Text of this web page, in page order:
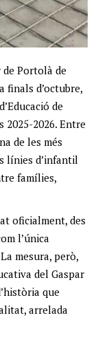
de Portolà de
finals d’octubre,
de
2026. Entre
de les més
línies d’infantil
famílies,
oficialment, des
l’única
mesura, però,
del Gaspar
que
arrelada